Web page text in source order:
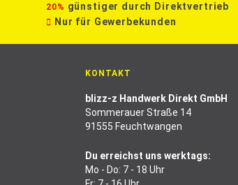
20% günstiger durch Direktvertrieb
Nur für Gewerbekunden
KONTAKT
blizz-z Handwerk Direkt GmbH
Sommerauer Straße 14
91555 Feuchtwangen
Du erreichst uns werktags:
Mo - Do: 7 - 18 Uhr